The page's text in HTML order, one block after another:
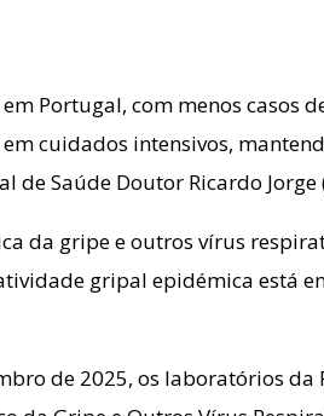
Portugal, com menos casos
cuidados intensivos,
Saúde Doutor Ricardo Jorge
da gripe e outros vírus
gripal epidémica está
de 2025, os laboratórios da